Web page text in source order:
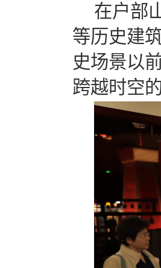
在户部
等历史建
史场景以
跨越时空